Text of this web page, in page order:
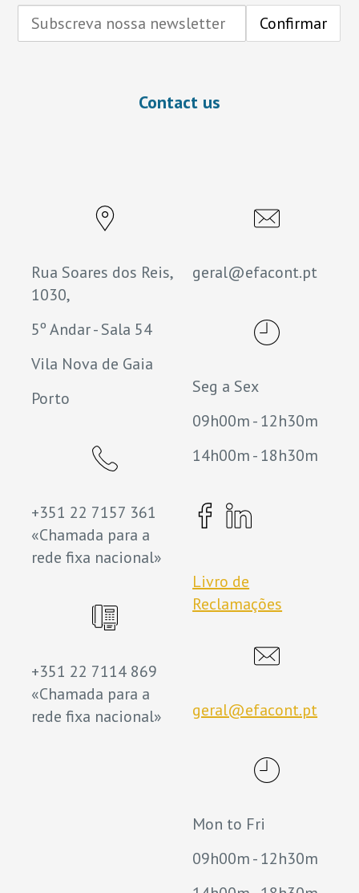
Contact us
Rua Soares dos Reis,
1030,
5º Andar - Sala 54
Vila Nova de Gaia
Porto
+351 22 7157 361
«Chamada para a
rede fixa nacional»
+351 22 7114 869
«Chamada para a
rede fixa nacional»
geral@efacont.pt
Seg a Sex
09h00m - 12h30m
14h00m - 18h30m
Livro de
Reclamações
geral@efacont.pt
Mon to Fri
09h00m - 12h30m